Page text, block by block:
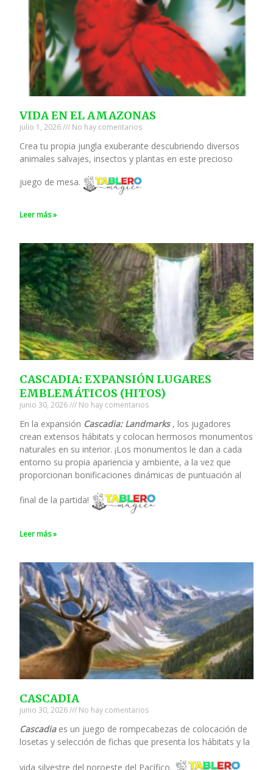
VIDA EN EL AMAZONAS
julio 1, 2026 No hay comentarios
Crea tu propia jungla exuberante descubriendo diversos
animales salvajes, insectos y plantas en este precioso
juego de mesa.
Leer más »
CASCADIA: EXPANSIÓN LUGARES
EMBLEMÁTICOS (HITOS)
junio 30, 2026 No hay comentarios
En la expansión Cascadia: Landmarks, los jugadores
crean extensos hábitats y colocan hermosos monumentos
naturales en su interior. ¡Los monumentos le dan a cada
entorno su propia apariencia y ambiente, a la vez que
proporcionan bonificaciones dinámicas de puntuación al
final de la partida!
Leer más »
CASCADIA
junio 30, 2026 No hay comentarios
Cascadiaes un juego de rompecabezas de colocación de
losetas y selección de fichas que presenta los hábitats y la
vida silvestre del noroeste del Pacífico.